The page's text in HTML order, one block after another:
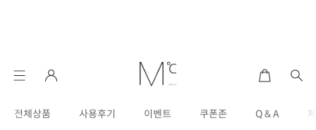
전체상품 사용후기 이벤트 쿠폰존 Q & A